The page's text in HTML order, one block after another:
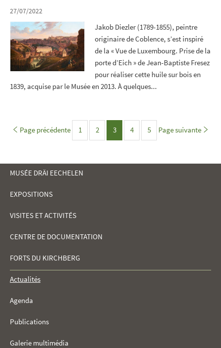
27/07/2022
Jakob Diezler (1789-1855), peintre
originaire de Coblence, s’est inspiré
de la « Vue de Luxembourg. Prise de la
porte d’Eich » de Jean-Baptiste Fresez
pour réaliser cette huile sur bois en
1839, acquise par le Musée en 2013. À quelques...
Page précédente Page
1 Page
2 Page
3 Page
4 Page
5 Page suivante
MENU
DE
NAVIGATION
MUSÉE DRÄI EECHELEN
EXPOSITIONS
VISITES ET ACTIVITÉS
CENTRE DE DOCUMENTATION
FORTS DU KIRCHBERG
Actualités
Agenda
Publications
Galerie multimédia